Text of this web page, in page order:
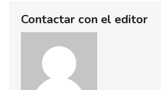
Contactar con el editor